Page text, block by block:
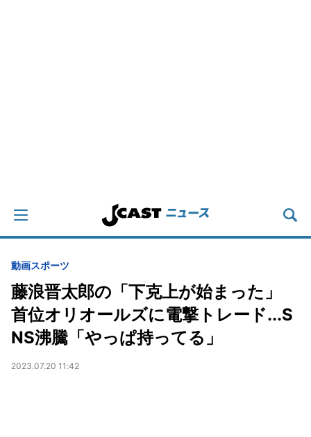
動画スポーツ
藤浪晋太郎の「下克上が始まった」
首位オリオールズに電撃トレード...S
NS沸騰「やっぱ持ってる」
2023.07.20 11:42